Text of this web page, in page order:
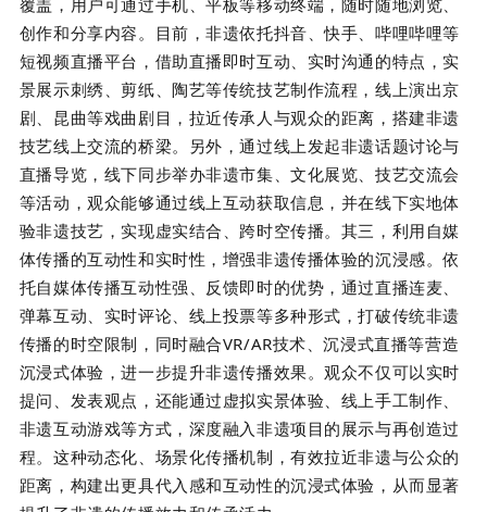
创作和分享内容。目前，非遗依托抖音、快手、哔哩哔哩等
短视频直播平台，借助直播即时互动、实时沟通的特点，实
景展示刺绣、剪纸、陶艺等传统技艺制作流程，线上演出京
剧、昆曲等戏曲剧目，拉近传承人与观众的距离，搭建非遗
技艺线上交流的桥梁。另外，通过线上发起非遗话题讨论与
直播导览，线下同步举办非遗市集、文化展览、技艺交流会
等活动，观众能够通过线上互动获取信息，并在线下实地体
验非遗技艺，实现虚实结合、跨时空传播。其三，利用自媒
体传播的互动性和实时性，增强非遗传播体验的沉浸感。依
托自媒体传播互动性强、反馈即时的优势，通过直播连麦、
弹幕互动、实时评论、线上投票等多种形式，打破传统非遗
传播的时空限制，同时融合VR/AR技术、沉浸式直播等营造
沉浸式体验，进一步提升非遗传播效果。观众不仅可以实时
提问、发表观点，还能通过虚拟实景体验、线上手工制作、
非遗互动游戏等方式，深度融入非遗项目的展示与再创造过
程。这种动态化、场景化传播机制，有效拉近非遗与公众的
距离，构建出更具代入感和互动性的沉浸式体验，从而显著